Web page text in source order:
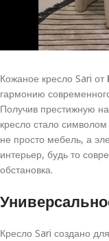
Кожаное кресло Sari от
гармонию
Получив престижную
кресло стало
не просто мебель, а
интерьер, будь то
обстановка.
Кресло Sari создано